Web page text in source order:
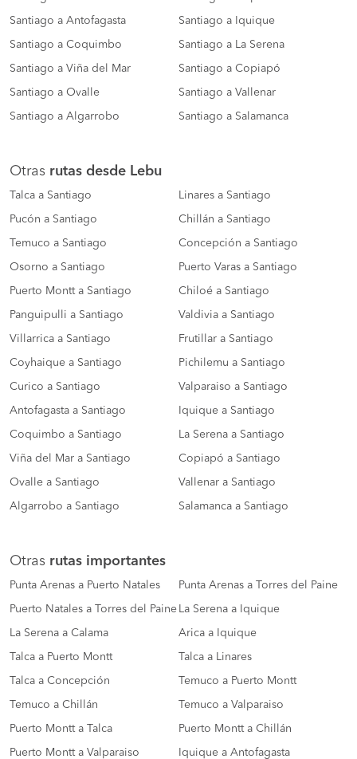
Santiago a Antofagasta Santiago a Iquique
Santiago a Coquimbo Santiago a La Serena
Santiago a Viña del Mar Santiago a Copiapó
Santiago a Ovalle Santiago a Vallenar
Santiago a Algarrobo Santiago a Salamanca
Otras rutas desde Lebu
Talca a Santiago Linares a Santiago
Pucón a Santiago Chillán a Santiago
Temuco a Santiago Concepción a Santiago
Osorno a Santiago Puerto Varas a Santiago
Puerto Montt a Santiago Chiloé a Santiago
Panguipulli a Santiago Valdivia a Santiago
Villarrica a Santiago Frutillar a Santiago
Coyhaique a Santiago Pichilemu a Santiago
Curico a Santiago Valparaiso a Santiago
Antofagasta a Santiago Iquique a Santiago
Coquimbo a Santiago La Serena a Santiago
Viña del Mar a Santiago Copiapó a Santiago
Ovalle a Santiago Vallenar a Santiago
Algarrobo a Santiago Salamanca a Santiago
Otras rutas importantes
Punta Arenas a Puerto Natales Punta Arenas a Torres del Paine
Puerto Natales a Torres del Paine La Serena a Iquique
La Serena a Calama Arica a Iquique
Talca a Puerto Montt Talca a Linares
Talca a Concepción Temuco a Puerto Montt
Temuco a Chillán Temuco a Valparaiso
Puerto Montt a Talca Puerto Montt a Chillán
Puerto Montt a Valparaiso Iquique a Antofagasta